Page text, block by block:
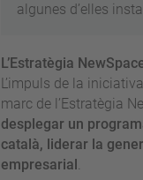
algunes d’elles
L’Estratègia
L’impuls de la
marc de l’Estratègia
desplegar un
català, liderar la
empresarial .